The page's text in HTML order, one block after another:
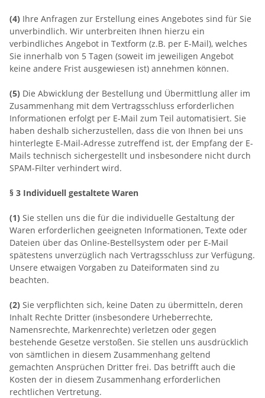
(4) Ihre Anfragen zur Erstellung eines Angebotes sind für Sie
unverbindlich. Wir unterbreiten Ihnen hierzu ein
verbindliches Angebot in Textform (z.B. per E-Mail), welches
Sie innerhalb von 5 Tagen (soweit im jeweiligen Angebot
keine andere Frist ausgewiesen ist) annehmen können.
(5) Die Abwicklung der Bestellung und Übermittlung aller im
Zusammenhang mit dem Vertragsschluss erforderlichen
Informationen erfolgt per E-Mail zum Teil automatisiert. Sie
haben deshalb sicherzustellen, dass die von Ihnen bei uns
hinterlegte E-Mail-Adresse zutreffend ist, der Empfang der E-
Mails technisch sichergestellt und insbesondere nicht durch
SPAM-Filter verhindert wird.
§ 3 Individuell gestaltete Waren
(1) Sie stellen uns die für die individuelle Gestaltung der
Waren erforderlichen geeigneten Informationen, Texte oder
Dateien über das Online-Bestellsystem oder per E-Mail
spätestens unverzüglich nach Vertragsschluss zur Verfügung.
Unsere etwaigen Vorgaben zu Dateiformaten sind zu
beachten.
(2) Sie verpflichten sich, keine Daten zu übermitteln, deren
Inhalt Rechte Dritter (insbesondere Urheberrechte,
Namensrechte, Markenrechte) verletzen oder gegen
bestehende Gesetze verstoßen. Sie stellen uns ausdrücklich
von sämtlichen in diesem Zusammenhang geltend
gemachten Ansprüchen Dritter frei. Das betrifft auch die
Kosten der in diesem Zusammenhang erforderlichen
rechtlichen Vertretung.